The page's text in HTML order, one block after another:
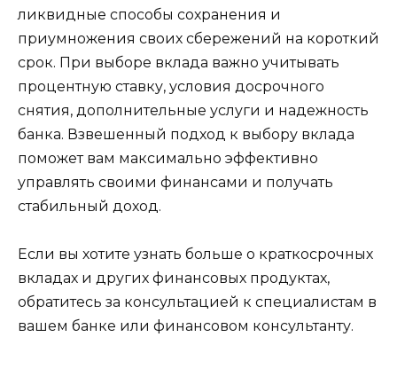
ликвидные способы сохранения и
приумножения своих сбережений на короткий
срок. При выборе вклада важно учитывать
процентную ставку, условия досрочного
снятия, дополнительные услуги и надежность
банка. Взвешенный подход к выбору вклада
поможет вам максимально эффективно
управлять своими финансами и получать
стабильный доход.
Если вы хотите узнать больше о краткосрочных
вкладах и других финансовых продуктах,
обратитесь за консультацией к специалистам в
вашем банке или финансовом консультанту.